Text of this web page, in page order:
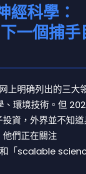
經科學：
一個捕手
上明确列出的三大
、環境技術。但
資，外界並不知
們正在關注
「scalable